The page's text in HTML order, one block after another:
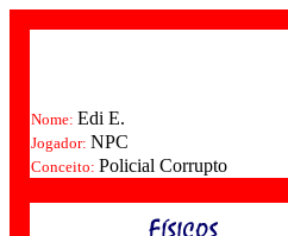
Nome: Edi E.
Jogador: NPC
Conceito: Policial Corrupto